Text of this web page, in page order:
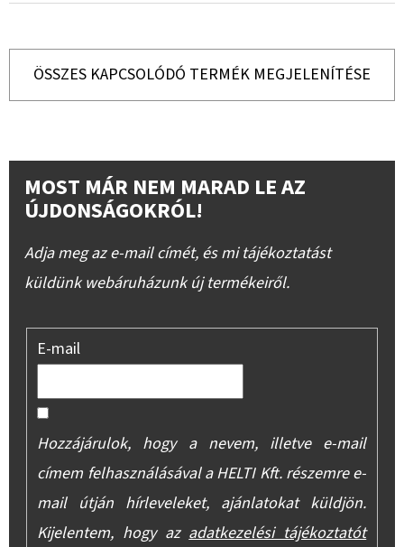
ÖSSZES KAPCSOLÓDÓ TERMÉK MEGJELENÍTÉSE
MOST MÁR NEM MARAD LE AZ
ÚJDONSÁGOKRÓL!
Adja meg az e-mail címét, és mi tájékoztatást
küldünk webáruházunk új termékeiről.
E-mail
Hozzájárulok, hogy a nevem, illetve e-mail
címem felhasználásával a HELTI Kft. részemre e-
mail útján hírleveleket, ajánlatokat küldjön.
Kijelentem, hogy azadatkezelési tájékoztatót